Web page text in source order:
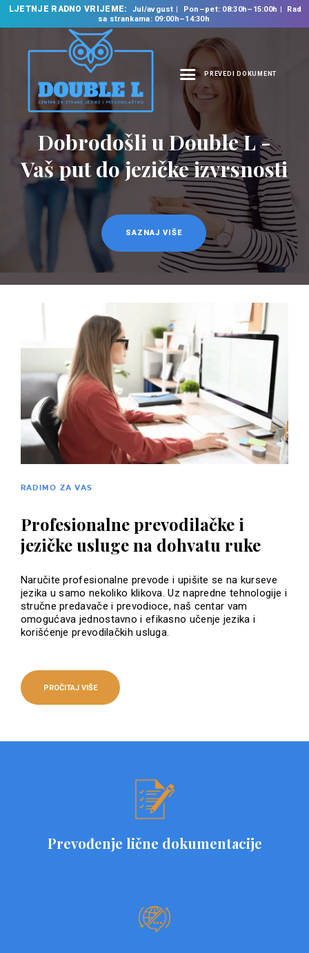
LJETNJE RADNO VRIJEME: Jul/avgust Pon–pet: 08:30h–15:00h
Rad
sa strankama: 09:00h–14:30h
PREVEDI DOKUMENT
NASLOVNA
O NAMA
NAŠE USLUGE
ŠKOLA STRANIH
JEZIKA
PREVODILAČKI BIRO
KURSEVI
NOVOSTI
KONTAKT
Dobrodošli u Double L -
Vaš put do jezičke izvrsnosti
SAZNAJ VIŠE
RADIMO ZA VAS
Profesionalne prevodilačke i
jezičke usluge na dohvatu ruke
Naručite profesionalne prevode i upišite se na kurseve
jezika u samo nekoliko klikova. Uz napredne tehnologije i
stručne predavače i prevodioce, naš centar vam
omogućava jednostavno i efikasno učenje jezika i
korišćenje prevodilačkih usluga.
PROČITAJ VIŠE
Prevođenje lične dokumentacije